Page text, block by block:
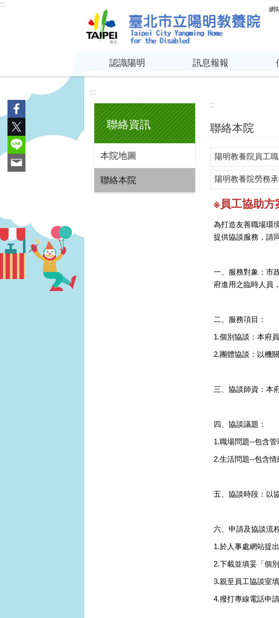
跳到主要內容區塊
:::
網
認識陽明 訊息報報
:::
聯絡資訊
本院地圖
聯絡本院
:::
聯絡本院
陽明教養院員工
陽明教養院勞務
※員工協助方
為打造友善職場環
提供協談服務，請
一、服務對象：市
府進用之臨時人員
二、服務項目：
1.個別協談：本府
2.團體協談：以機
三、協談師資：本
四、協談議題：
1.職場問題--包含
2.生活問題--包含情
五、協談時段：以
六、申請及協談流
1.於人事處網站提
2.下載並填妥「個
3.親至員工協談室
4.撥打專線電話申